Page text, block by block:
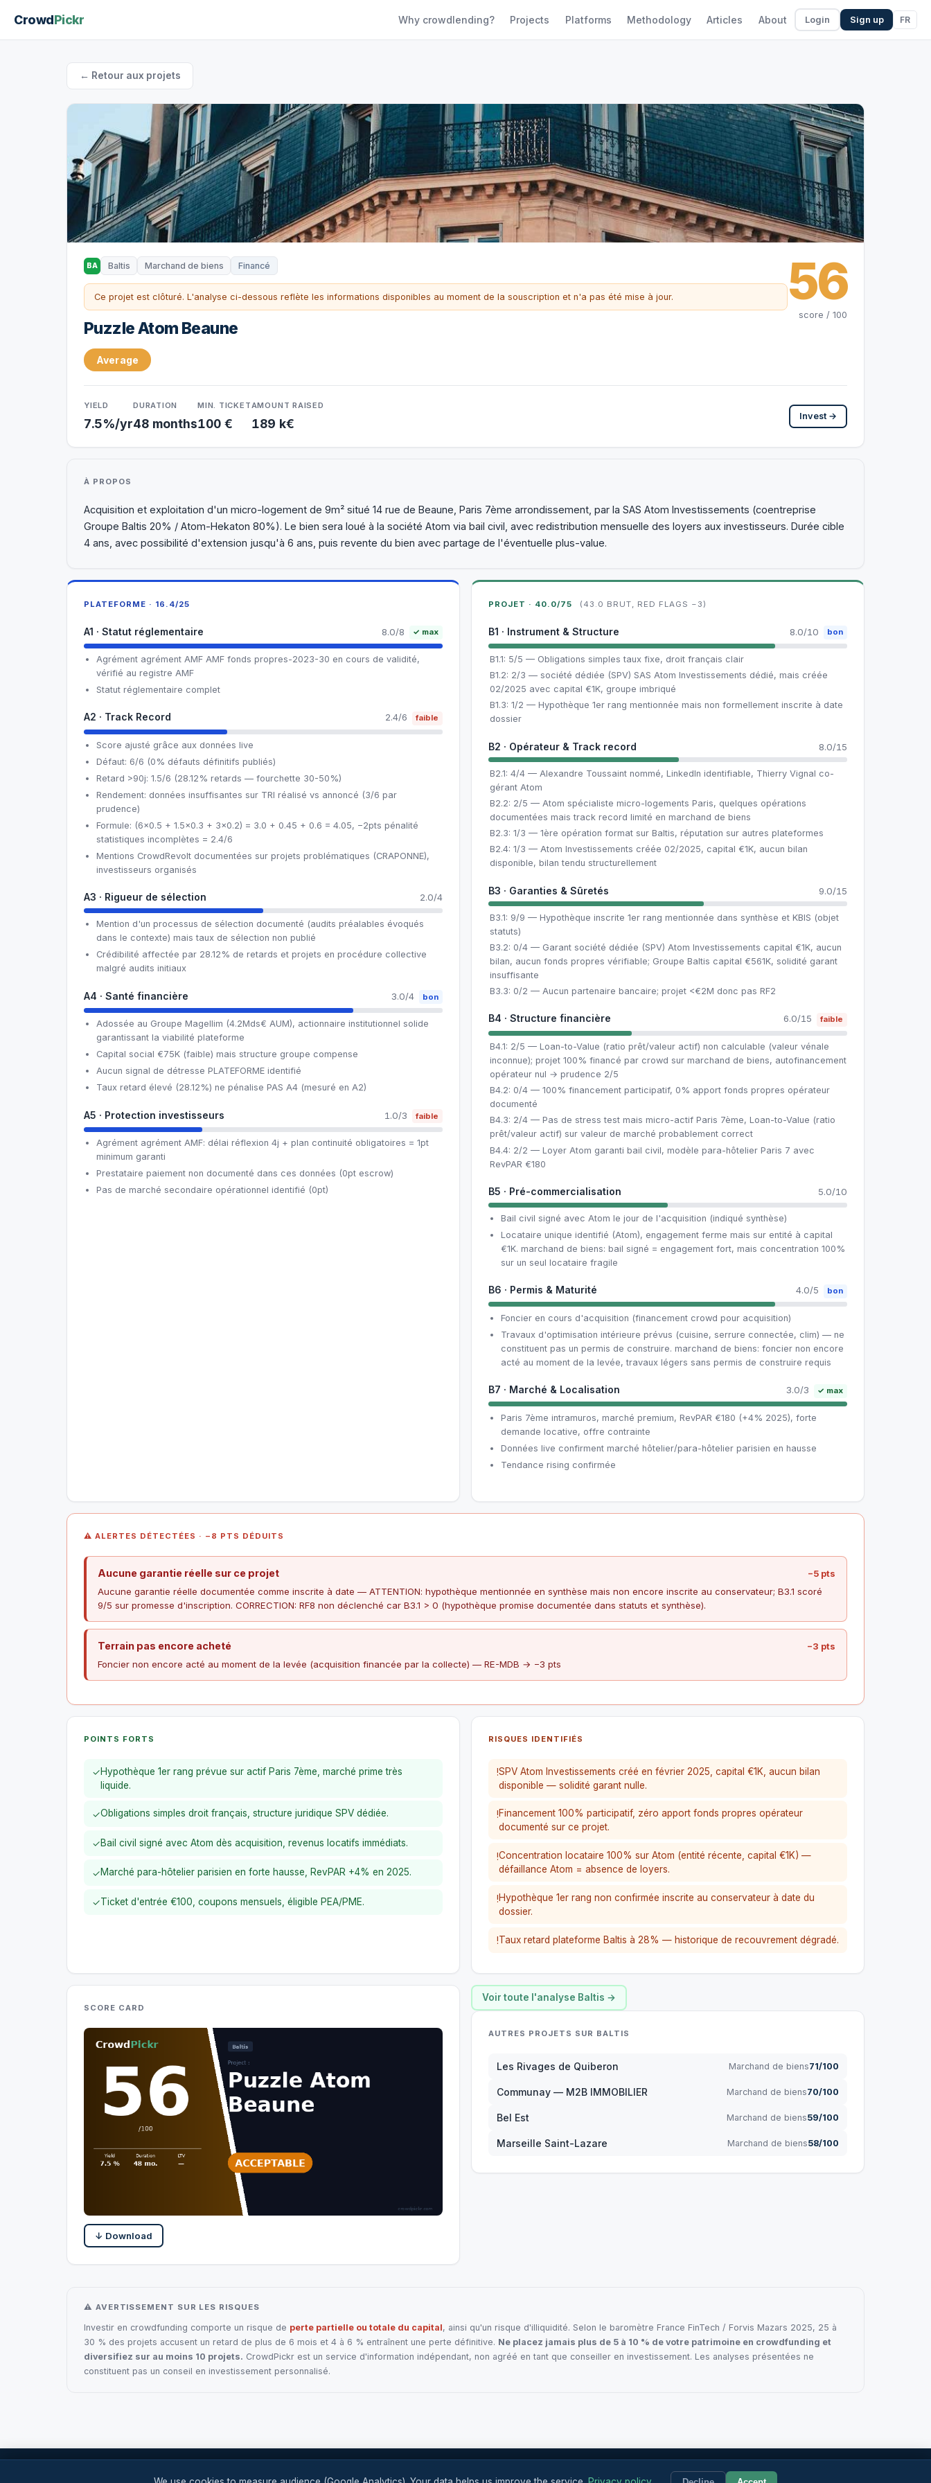
CrowdPickr Why crowdlending? Projects Platforms Methodology Articles About Login Sign up FR
← Retour aux projets
BA Baltis Marchand de biens Financé
Ce projet est clôturé. L'analyse ci-dessous reflète les informations disponibles au moment de la souscription et n'a pas été mise à jour.
Puzzle Atom Beaune
Average
56
score / 100
YIELD
7.5%/yr
DURATION
48 months
MIN. TICKET
100 €
AMOUNT RAISED
189 k€ Invest →
À PROPOS
Acquisition et exploitation d'un micro-logement de 9m² situé 14 rue de Beaune, Paris 7ème arrondissement, par la SAS Atom Investissements (coentreprise
Groupe Baltis 20% / Atom-Hekaton 80%). Le bien sera loué à la société Atom via bail civil, avec redistribution mensuelle des loyers aux investisseurs. Durée cible
4 ans, avec possibilité d'extension jusqu'à 6 ans, puis revente du bien avec partage de l'éventuelle plus-value.
PLATEFORME · 16.4/25
A1 · Statut réglementaire 8.0/8 ✓ max
Agrément agrément AMF AMF fonds propres-2023-30 en cours de validité,
vérifié au registre AMF
Statut réglementaire complet
A2 · Track Record 2.4/6 faible
Score ajusté grâce aux données live
Défaut: 6/6 (0% défauts définitifs publiés)
Retard >90j: 1.5/6 (28.12% retards — fourchette 30-50%)
Rendement: données insuffisantes sur TRI réalisé vs annoncé (3/6 par
prudence)
Formule: (6×0.5 + 1.5×0.3 + 3×0.2) = 3.0 + 0.45 + 0.6 = 4.05, −2pts pénalité
statistiques incomplètes = 2.4/6
Mentions CrowdRevolt documentées sur projets problématiques (CRAPONNE),
investisseurs organisés
A3 · Rigueur de sélection 2.0/4
Mention d'un processus de sélection documenté (audits préalables évoqués
dans le contexte) mais taux de sélection non publié
Crédibilité affectée par 28.12% de retards et projets en procédure collective
malgré audits initiaux
A4 · Santé financière 3.0/4 bon
Adossée au Groupe Magellim (4.2Mds€ AUM), actionnaire institutionnel solide
garantissant la viabilité plateforme
Capital social €75K (faible) mais structure groupe compense
Aucun signal de détresse PLATEFORME identifié
Taux retard élevé (28.12%) ne pénalise PAS A4 (mesuré en A2)
A5 · Protection investisseurs 1.0/3 faible
Agrément agrément AMF: délai réflexion 4j + plan continuité obligatoires = 1pt
minimum garanti
Prestataire paiement non documenté dans ces données (0pt escrow)
Pas de marché secondaire opérationnel identifié (0pt)
PROJET · 40.0/75 (43.0 BRUT, RED FLAGS −3)
B1 · Instrument & Structure 8.0/10 bon
B1.1: 5/5 — Obligations simples taux fixe, droit français clair
B1.2: 2/3 — société dédiée (SPV) SAS Atom Investissements dédié, mais créée
02/2025 avec capital €1K, groupe imbriqué
B1.3: 1/2 — Hypothèque 1er rang mentionnée mais non formellement inscrite à date
dossier
B2 · Opérateur & Track record 8.0/15
B2.1: 4/4 — Alexandre Toussaint nommé, LinkedIn identifiable, Thierry Vignal co-
gérant Atom
B2.2: 2/5 — Atom spécialiste micro-logements Paris, quelques opérations
documentées mais track record limité en marchand de biens
B2.3: 1/3 — 1ère opération format sur Baltis, réputation sur autres plateformes
B2.4: 1/3 — Atom Investissements créée 02/2025, capital €1K, aucun bilan
disponible, bilan tendu structurellement
B3 · Garanties & Sûretés 9.0/15
B3.1: 9/9 — Hypothèque inscrite 1er rang mentionnée dans synthèse et KBIS (objet
statuts)
B3.2: 0/4 — Garant société dédiée (SPV) Atom Investissements capital €1K, aucun
bilan, aucun fonds propres vérifiable; Groupe Baltis capital €561K, solidité garant
insuffisante
B3.3: 0/2 — Aucun partenaire bancaire; projet <€2M donc pas RF2
B4 · Structure financière 6.0/15 faible
B4.1: 2/5 — Loan-to-Value (ratio prêt/valeur actif) non calculable (valeur vénale
inconnue); projet 100% financé par crowd sur marchand de biens, autofinancement
opérateur nul → prudence 2/5
B4.2: 0/4 — 100% financement participatif, 0% apport fonds propres opérateur
documenté
B4.3: 2/4 — Pas de stress test mais micro-actif Paris 7ème, Loan-to-Value (ratio
prêt/valeur actif) sur valeur de marché probablement correct
B4.4: 2/2 — Loyer Atom garanti bail civil, modèle para-hôtelier Paris 7 avec
RevPAR €180
B5 · Pré-commercialisation 5.0/10
Bail civil signé avec Atom le jour de l'acquisition (indiqué synthèse)
Locataire unique identifié (Atom), engagement ferme mais sur entité à capital
€1K. marchand de biens: bail signé = engagement fort, mais concentration 100%
sur un seul locataire fragile
B6 · Permis & Maturité 4.0/5 bon
Foncier en cours d'acquisition (financement crowd pour acquisition)
Travaux d'optimisation intérieure prévus (cuisine, serrure connectée, clim) — ne
constituent pas un permis de construire. marchand de biens: foncier non encore
acté au moment de la levée, travaux légers sans permis de construire requis
B7 · Marché & Localisation 3.0/3 ✓ max
Paris 7ème intramuros, marché premium, RevPAR €180 (+4% 2025), forte
demande locative, offre contrainte
Données live confirment marché hôtelier/para-hôtelier parisien en hausse
Tendance rising confirmée
⚠ ALERTES DÉTECTÉES · −8 PTS DÉDUITS
Aucune garantie réelle sur ce projet −5 pts
Aucune garantie réelle documentée comme inscrite à date — ATTENTION: hypothèque mentionnée en synthèse mais non encore inscrite au conservateur; B3.1 scoré
9/5 sur promesse d'inscription. CORRECTION: RF8 non déclenché car B3.1 > 0 (hypothèque promise documentée dans statuts et synthèse).
Terrain pas encore acheté −3 pts
Foncier non encore acté au moment de la levée (acquisition financée par la collecte) — RE-MDB → −3 pts
POINTS FORTS
✓Hypothèque 1er rang prévue sur actif Paris 7ème, marché prime très
liquide.
✓Obligations simples droit français, structure juridique SPV dédiée.
✓Bail civil signé avec Atom dès acquisition, revenus locatifs immédiats.
✓Marché para-hôtelier parisien en forte hausse, RevPAR +4% en 2025.
✓Ticket d'entrée €100, coupons mensuels, éligible PEA/PME.
RISQUES IDENTIFIÉS
!SPV Atom Investissements créé en février 2025, capital €1K, aucun bilan
disponible — solidité garant nulle.
!Financement 100% participatif, zéro apport fonds propres opérateur
documenté sur ce projet.
!Concentration locataire 100% sur Atom (entité récente, capital €1K) —
défaillance Atom = absence de loyers.
!Hypothèque 1er rang non confirmée inscrite au conservateur à date du
dossier.
!Taux retard plateforme Baltis à 28% — historique de recouvrement dégradé.
SCORE CARD
↓ Download
Voir toute l'analyse Baltis →
AUTRES PROJETS SUR BALTIS
Les Rivages de Quiberon Marchand de biens71/100
Communay — M2B IMMOBILIER Marchand de biens70/100
Bel Est Marchand de biens59/100
Marseille Saint-Lazare Marchand de biens58/100
⚠ AVERTISSEMENT SUR LES RISQUES
Investir en crowdfunding comporte un risque de perte partielle ou totale du capital, ainsi qu'un risque d'illiquidité. Selon le baromètre France FinTech / Forvis Mazars 2025, 25 à
30 % des projets accusent un retard de plus de 6 mois et 4 à 6 % entraînent une perte définitive. Ne placez jamais plus de 5 à 10 % de votre patrimoine en crowdfunding et
diversifiez sur au moins 10 projets. CrowdPickr est un service d'information indépendant, non agréé en tant que conseiller en investissement. Les analyses présentées ne
constituent pas un conseil en investissement personnalisé.
CrowdPickr Projects Platforms Articles Methodology About Legal Privacy Terms © 2026 CrowdPickr